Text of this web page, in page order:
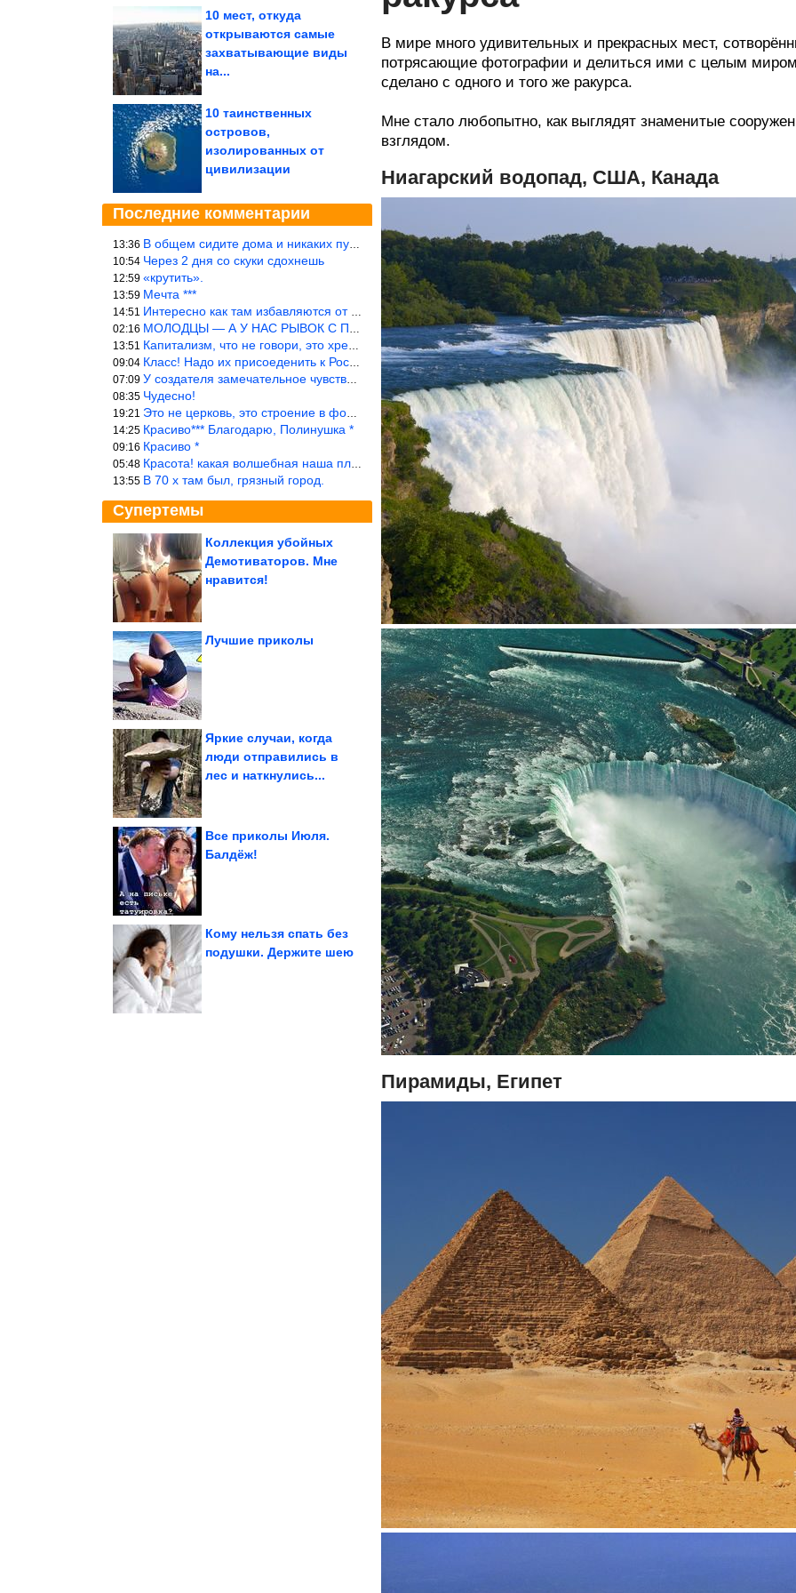
10 мест, откуда
открываются самые
захватывающие виды
на...
10 таинственных
островов,
изолированных от
цивилизации
Последние комментарии
13:36 В общем сидите дома и никаких путешествий А самая грязная в от
10:54 Через 2 дня со скуки сдохнешь
12:59 «крутить».
13:59 Мечта ***
14:51 Интересно как там избавляются от физиологических и прочих отходо
02:16 МОЛОДЦЫ — А У НАС РЫВОК С ПРОРЫВОМ В ТРУБУ
13:51 Капитализм, что не говори, это хреново (((
09:04 Класс! Надо их присоеденить к России!
07:09 У создателя замечательное чувство юмора! ))
08:35 Чудесно!
19:21 Это не церковь, это строение в форме церкви.
14:25 Красиво*** Благодарю, Полинушка *
09:16 Красиво *
05:48 Красота! какая волшебная наша планета!… еще-бы, мы понимали это…
13:55 В 70 х там был, грязный город.
Супертемы
Коллекция убойных
Демотиваторов. Мне
нравится!
Эмоциональные
того, что в семье без...
Лучшие приколы
Яркие случаи, когда
люди отправились в
лес и наткнулись...
Все приколы Июля.
Балдёж!
Кому нельзя спать без
подушки. Держите шею
В мире много удивительных и прекрасных мест,
потрясающие фотографии и делиться ими с целым
сделано с одного и того же ракурса.
Мне стало любопытно, как выглядят знаменитые
взглядом.
Ниагарский водопад, США, Канада
Пирамиды, Египет